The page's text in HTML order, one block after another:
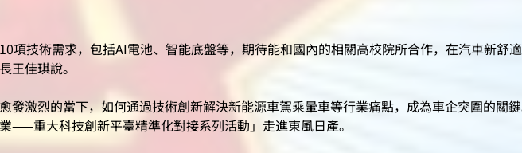
技術需求，包括AI電池、智能底盤等，期待能和國內的相關高校院所合作，在汽車新舒
王佳琪說。
激烈的當下，如何通過技術創新解決新能源車駕乘暈車等行業痛點，成為車企突圍的關
——重大科技創新平臺精準化對接系列活動」走進東風日產。